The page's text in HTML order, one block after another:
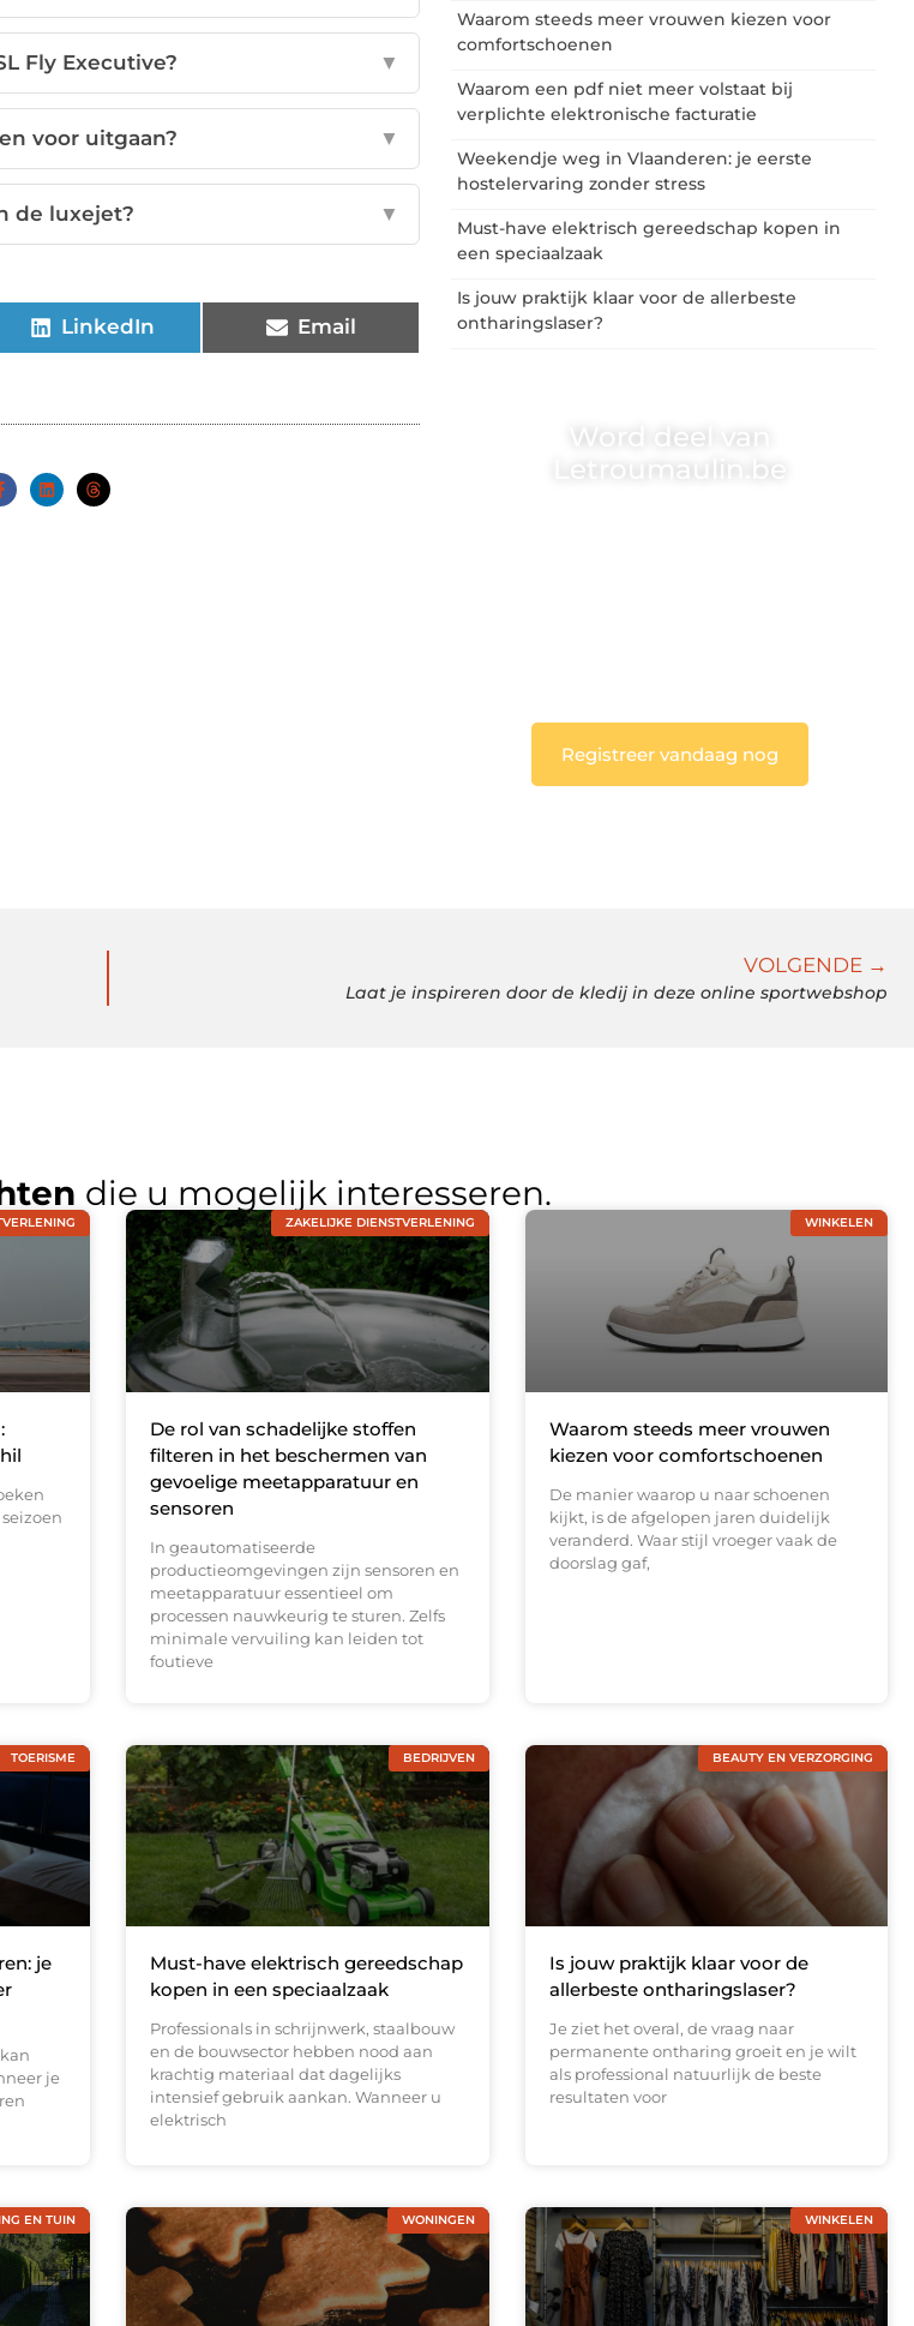
Fly Executive? ▼
voor uitgaan? ▼
de luxejet? ▼
LinkedIn Email
Waarom steeds meer vrouwen kiezen voor
comfortschoenen
Waarom een pdf niet meer volstaat bij
verplichte elektronische facturatie
Weekendje weg in Vlaanderen: je eerste
hostelervaring zonder stress
Must-have elektrisch gereedschap kopen in
een speciaalzaak
Is jouw praktijk klaar voor de allerbeste
ontharingslaser?
Word deel van
Letroumaulin.be
Registreer vandaag nog
VOLGENDE →
Laat je inspireren door de kledij in deze online sportwebshop
die u mogelijk interesseren.
ZAKELIJKE DIENSTVERLENING
De rol van schadelijke stoffen
filteren in het beschermen van
gevoelige meetapparatuur en
sensoren
In geautomatiseerde
productieomgevingen zijn sensoren en
meetapparatuur essentieel om
processen nauwkeurig te sturen. Zelfs
minimale vervuiling kan leiden tot
foutieve
WINKELEN
Waarom steeds meer vrouwen
kiezen voor comfortschoenen
De manier waarop u naar schoenen
kijkt, is de afgelopen jaren duidelijk
veranderd. Waar stijl vroeger vaak de
doorslag gaf,
TOERISME
je
je
BEDRIJVEN
Must-have elektrisch gereedschap
kopen in een speciaalzaak
Professionals in schrijnwerk, staalbouw
en de bouwsector hebben nood aan
krachtig materiaal dat dagelijks
intensief gebruik aankan. Wanneer u
elektrisch
BEAUTY EN VERZORGING
Is jouw praktijk klaar voor de
allerbeste ontharingslaser?
Je ziet het overal, de vraag naar
permanente ontharing groeit en je wilt
als professional natuurlijk de beste
resultaten voor
EN TUIN WONINGEN WINKELEN